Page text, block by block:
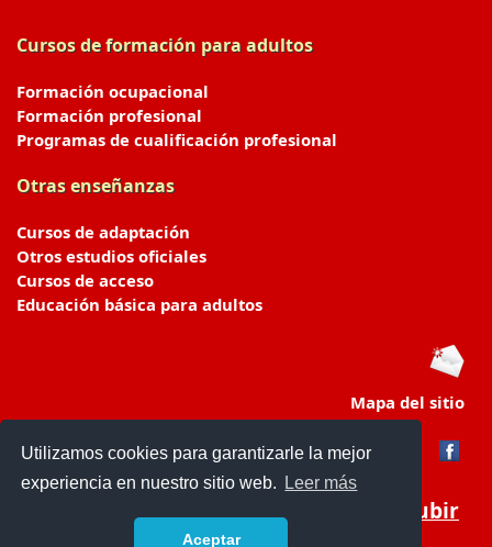
Utilizamos cookies para garantizarle la mejor
experiencia en nuestro sitio web.
Leer más
Aceptar
Cursos de formación para adultos
Formación ocupacional
Formación profesional
Programas de cualificación profesional
Otras enseñanzas
Cursos de adaptación
Otros estudios oficiales
Cursos de acceso
Educación básica para adultos
Mapa del sitio
Subir